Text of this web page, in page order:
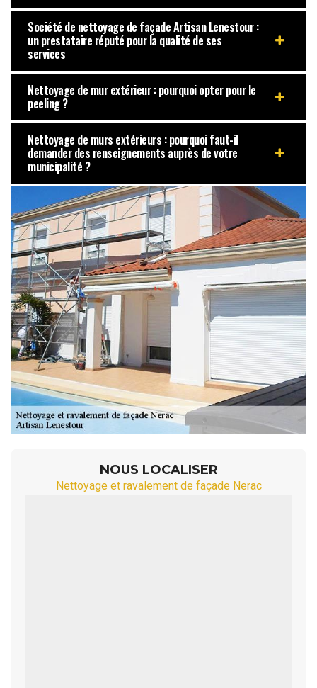
Société de nettoyage de façade Artisan Lenestour :
un prestataire réputé pour la qualité de ses
services
Nettoyage de mur extérieur : pourquoi opter pour le
peeling ?
Nettoyage de murs extérieurs : pourquoi faut-il
demander des renseignements auprès de votre
municipalité ?
NOUS LOCALISER
Nettoyage et ravalement de façade Nerac